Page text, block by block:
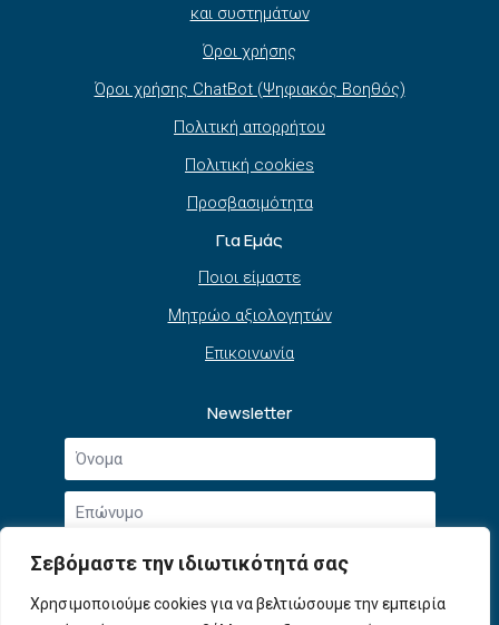
Σεβόμαστε την ιδιωτικότητά σας
Χρησιμοποιούμε cookies για να βελτιώσουμε την εμπειρία
και συστημάτων
Όροι χρήσης
Όροι χρήσης ChatBot (Ψηφιακός Βοηθός)
Πολιτική απορρήτου
Πολιτική cookies
Προσβασιμότητα
Για Εμάς
Ποιοι είμαστε
Μητρώο αξιολογητών
Επικοινωνία
Newsletter
Όνομα
Επώνυμο
Email
*
Αποδοχή
Συμφωνώ με την Πολιτική Απορρήτουκαι τους